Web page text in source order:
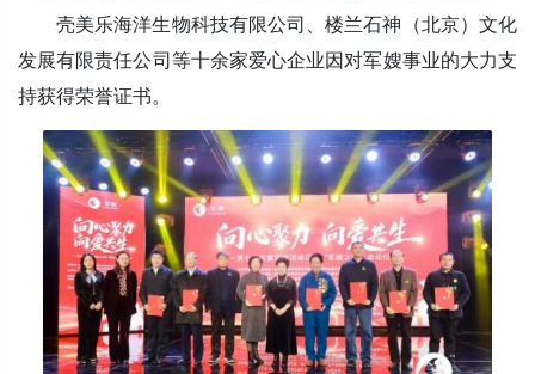
壳美乐海洋生物科技有限公司、楼兰石神（北京）文化
发展有限责任公司等十余家爱心企业因对军嫂事业的大力支
持获得荣誉证书。